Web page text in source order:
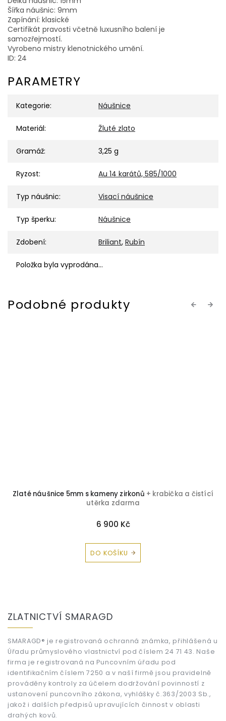
Šířka náušnic: 9mm
Zapínání: klasické
Certifikát pravosti včetně luxusního balení je
samozřejmostí.
Vyrobeno mistry klenotnického umění.
ID: 24
PARAMETRY
Kategorie: Náušnice
Materiál: Žluté zlato
Gramáž: 3,25 g
Ryzost: Au 14 karátů, 585/1000
Typ náušnic: Visací náušnice
Typ šperku: Náušnice
Zdobení: Briliant, Rubín
Položka byla vyprodána…
Previous
Zlaté náušnice 5mm s kameny zirkonů + krabička a čistící
utěrka zdarma
6 900 Kč
DO KOŠÍKU
Next
ZLATNICTVÍ SMARAGD
SMARAGD® je registrovaná ochranná známka, přihlášená u
Úřadu průmyslového vlastnictví pod číslem 24 71 43. Naše
firma je registrovaná na Puncovním úřadu pod
identifikačním číslem 7250 a v naší firmě jsou pravidelně
prováděny kontroly za účelem dodržování povinností z
ustanovení puncovního zákona, vyhlášky č.363/2003 Sb.,
jakož i dalších předpisů upravujících činnost v oblasti
drahých kovů.